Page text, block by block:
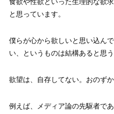
食欲や性欲といった生理的な欲
と思っています。
僕らが心から欲しいと思い込ん
い、というものは結構あると思う
欲望は、自存してない。おのず
例えば、メディア論の先駆者で